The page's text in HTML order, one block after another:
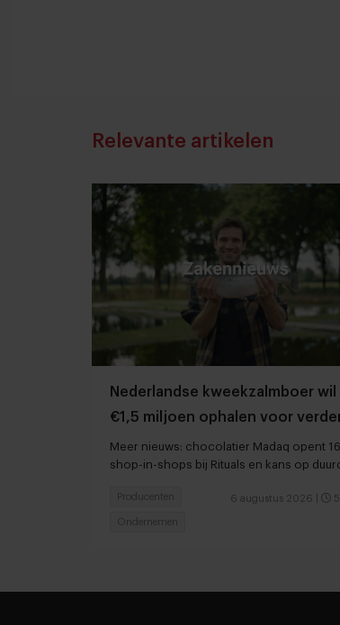
Relevante artikelen
Nederlandse kweekzalmboer wil
€1,5 miljoen ophalen voor
groei
Meer nieuws: chocolatier Madaq opent 16
shop-in-shops bij Rituals en kans op
6 augustus 2026
Producenten
Ondernemen